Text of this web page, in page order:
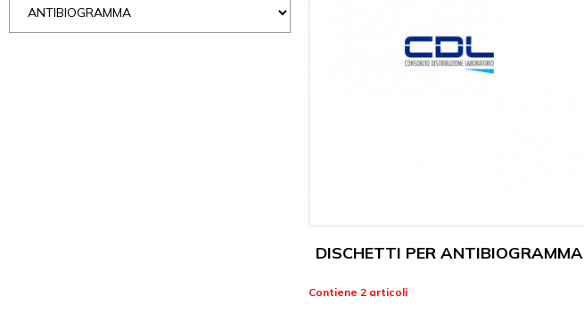
DISCHETTI PER ANTIBIOGRAMMA
Contiene 2 articoli